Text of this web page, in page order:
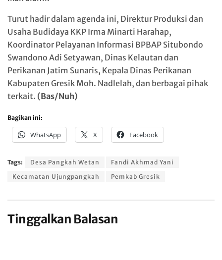
Turut hadir dalam agenda ini, Direktur Produksi dan
Usaha Budidaya KKP Irma Minarti Harahap,
Koordinator Pelayanan Informasi BPBAP Situbondo
Swandono Adi Setyawan, Dinas Kelautan dan
Perikanan Jatim Sunaris, Kepala Dinas Perikanan
Kabupaten Gresik Moh. Nadlelah, dan berbagai pihak
terkait. (Bas/Nuh)
Bagikan ini:
WhatsApp X Facebook
Tags: Desa Pangkah Wetan
Fandi Akhmad Yani
Kecamatan Ujungpangkah
Pemkab Gresik
Tinggalkan Balasan